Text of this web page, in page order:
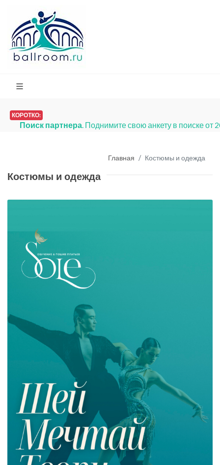
КОРОТКО:
Поиск партнера. Поднимите свою анкету в поиске от
Главная Костюмы и одежда
Костюмы и одежда